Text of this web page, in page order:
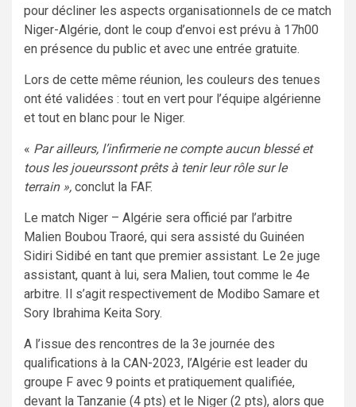
pour décliner les aspects organisationnels de ce match
Niger-Algérie, dont le coup d’envoi est prévu à 17h00
en présence du public et avec une entrée gratuite.
Lors de cette même réunion, les couleurs des tenues
ont été validées : tout en vert pour l’équipe algérienne
et tout en blanc pour le Niger.
« Par ailleurs, l’infirmerie ne compte aucun blessé et
tous les joueurssont prêts à tenir leur rôle sur le
terrain », conclut la FAF.
Le match Niger – Algérie sera officié par l’arbitre
Malien Boubou Traoré, qui sera assisté du Guinéen
Sidiri Sidibé en tant que premier assistant. Le 2e juge
assistant, quant à lui, sera Malien, tout comme le 4e
arbitre. Il s’agit respectivement de Modibo Samare et
Sory Ibrahima Keita Sory.
A l’issue des rencontres de la 3e journée des
qualifications à la CAN-2023, l’Algérie est leader du
groupe F avec 9 points et pratiquement qualifiée,
devant la Tanzanie (4 pts) et le Niger (2 pts), alors que